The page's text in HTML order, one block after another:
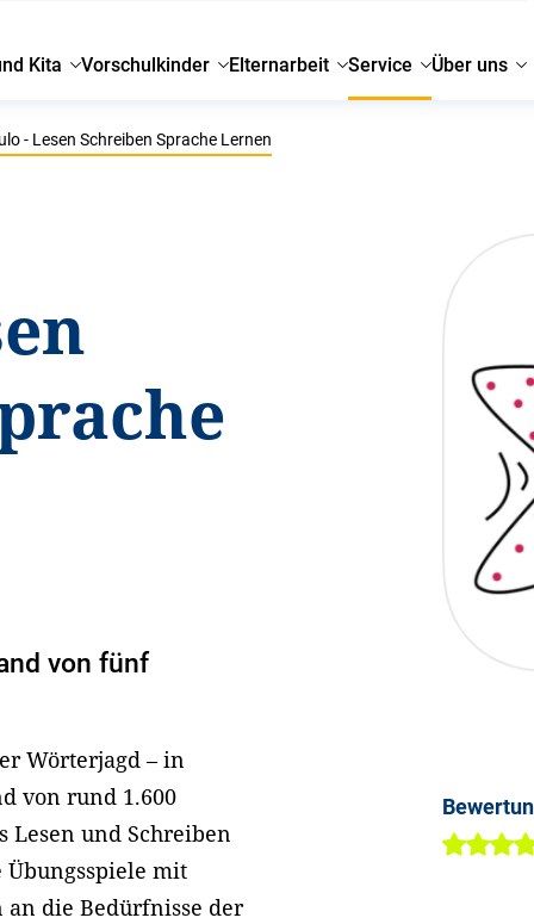
Kita Vorschulkinder Elternarbeit Service Über uns
- Lesen Schreiben Sprache Lernen
von fünf
Wörterjagd – in
von rund 1.600
und Schreiben
mit
die Bedürfnisse der